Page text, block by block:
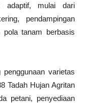
adaptif, mulai dari
pendampingan
pola tanam berbasis
varietas
Tadah Hujan Agritan
petani, penyediaan